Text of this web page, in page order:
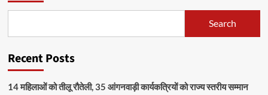
Search
Recent Posts
14 महिलाओं को तीलू रौतेली, 35 आंगनवाड़ी कार्यकत्रियों को राज्य स्तरीय सम्मान